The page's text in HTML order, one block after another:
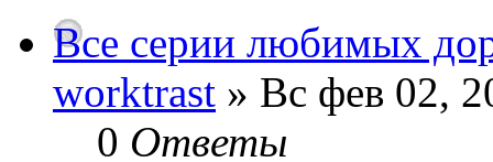
Все серии любимых
worktrast » Вс фев 02,
0 Ответы